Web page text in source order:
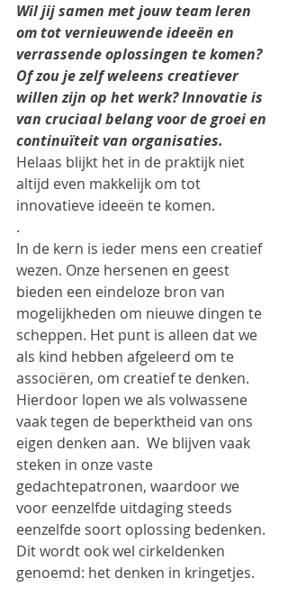
Wil jij samen met jouw team leren
om tot vernieuwende ideeën en
verrassende oplossingen te komen?
Of zou je zelf weleens creatiever
willen zijn op het werk? Innovatie is
van cruciaal belang voor de groei en
continuïteit van organisaties.
Helaas blijkt het in de praktijk niet
altijd even makkelijk om tot
innovatieve ideeën te komen.
.
In de kern is ieder mens een creatief
wezen. Onze hersenen en geest
bieden een eindeloze bron van
mogelijkheden om nieuwe dingen te
scheppen. Het punt is alleen dat we
als kind hebben afgeleerd om te
associëren, om creatief te denken.
Hierdoor lopen we als volwassene
vaak tegen de beperktheid van ons
eigen denken aan.  We blijven vaak
steken in onze vaste
gedachtepatronen, waardoor we
voor eenzelfde uitdaging steeds
eenzelfde soort oplossing bedenken.
Dit wordt ook wel cirkeldenken
genoemd: het denken in kringetjes.